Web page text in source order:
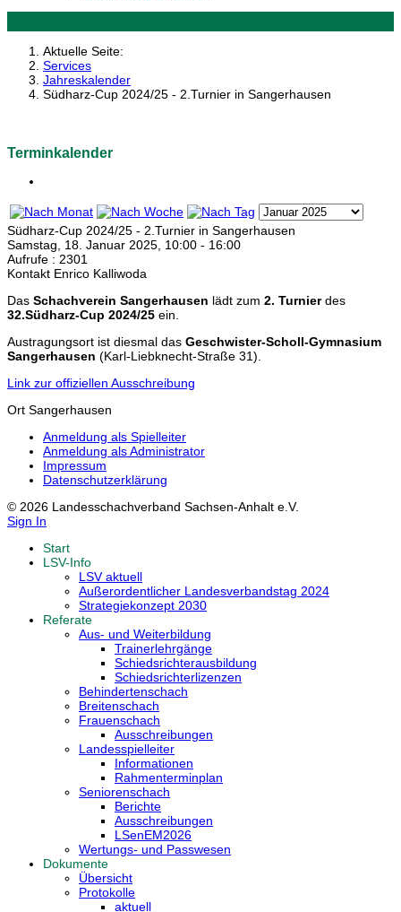
Aktuelle Seite:
Services
Jahreskalender
Südharz-Cup 2024/25 - 2.Turnier in Sangerhausen
Terminkalender
Südharz-Cup 2024/25 - 2.Turnier in Sangerhausen
Samstag, 18. Januar 2025, 10:00 - 16:00
Aufrufe : 2301
Kontakt Enrico Kalliwoda
Das Schachverein Sangerhausen lädt zum 2. Turnierdes
32.Südharz-Cup 2024/25 ein.
Austragungsort ist diesmal das Geschwister-Scholl-Gymnasium
Sangerhausen (Karl-Liebknecht-Straße 31).
Link zur offiziellen Ausschreibung
Ort Sangerhausen
Anmeldung als Spielleiter
Anmeldung als Administrator
Impressum
Datenschutzerklärung
© 2026 Landesschachverband Sachsen-Anhalt e.V.
Sign In
Start
LSV-Info
LSV aktuell
Außerordentlicher Landesverbandstag 2024
Strategiekonzept 2030
Referate
Aus- und Weiterbildung
Trainerlehrgänge
Schiedsrichterausbildung
Schiedsrichterlizenzen
Behindertenschach
Breitenschach
Frauenschach
Ausschreibungen
Landesspielleiter
Informationen
Rahmenterminplan
Seniorenschach
Berichte
Ausschreibungen
LSenEM2026
Wertungs- und Passwesen
Dokumente
Übersicht
Protokolle
aktuell